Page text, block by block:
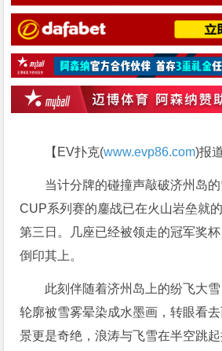
【EV扑克(www.evp86.com)报
当计分牌的碰撞声敲破济州岛
CUP系列赛的鏖战已在火山岩垒就
第三日。几座已经被领走的冠军奖
倒印其上。
此刻伴随着济州岛上的纷飞大
轮廓被雪雾晕染成水墨画，转眼看
景更是奇绝，浪涛与飞雪在半空跳